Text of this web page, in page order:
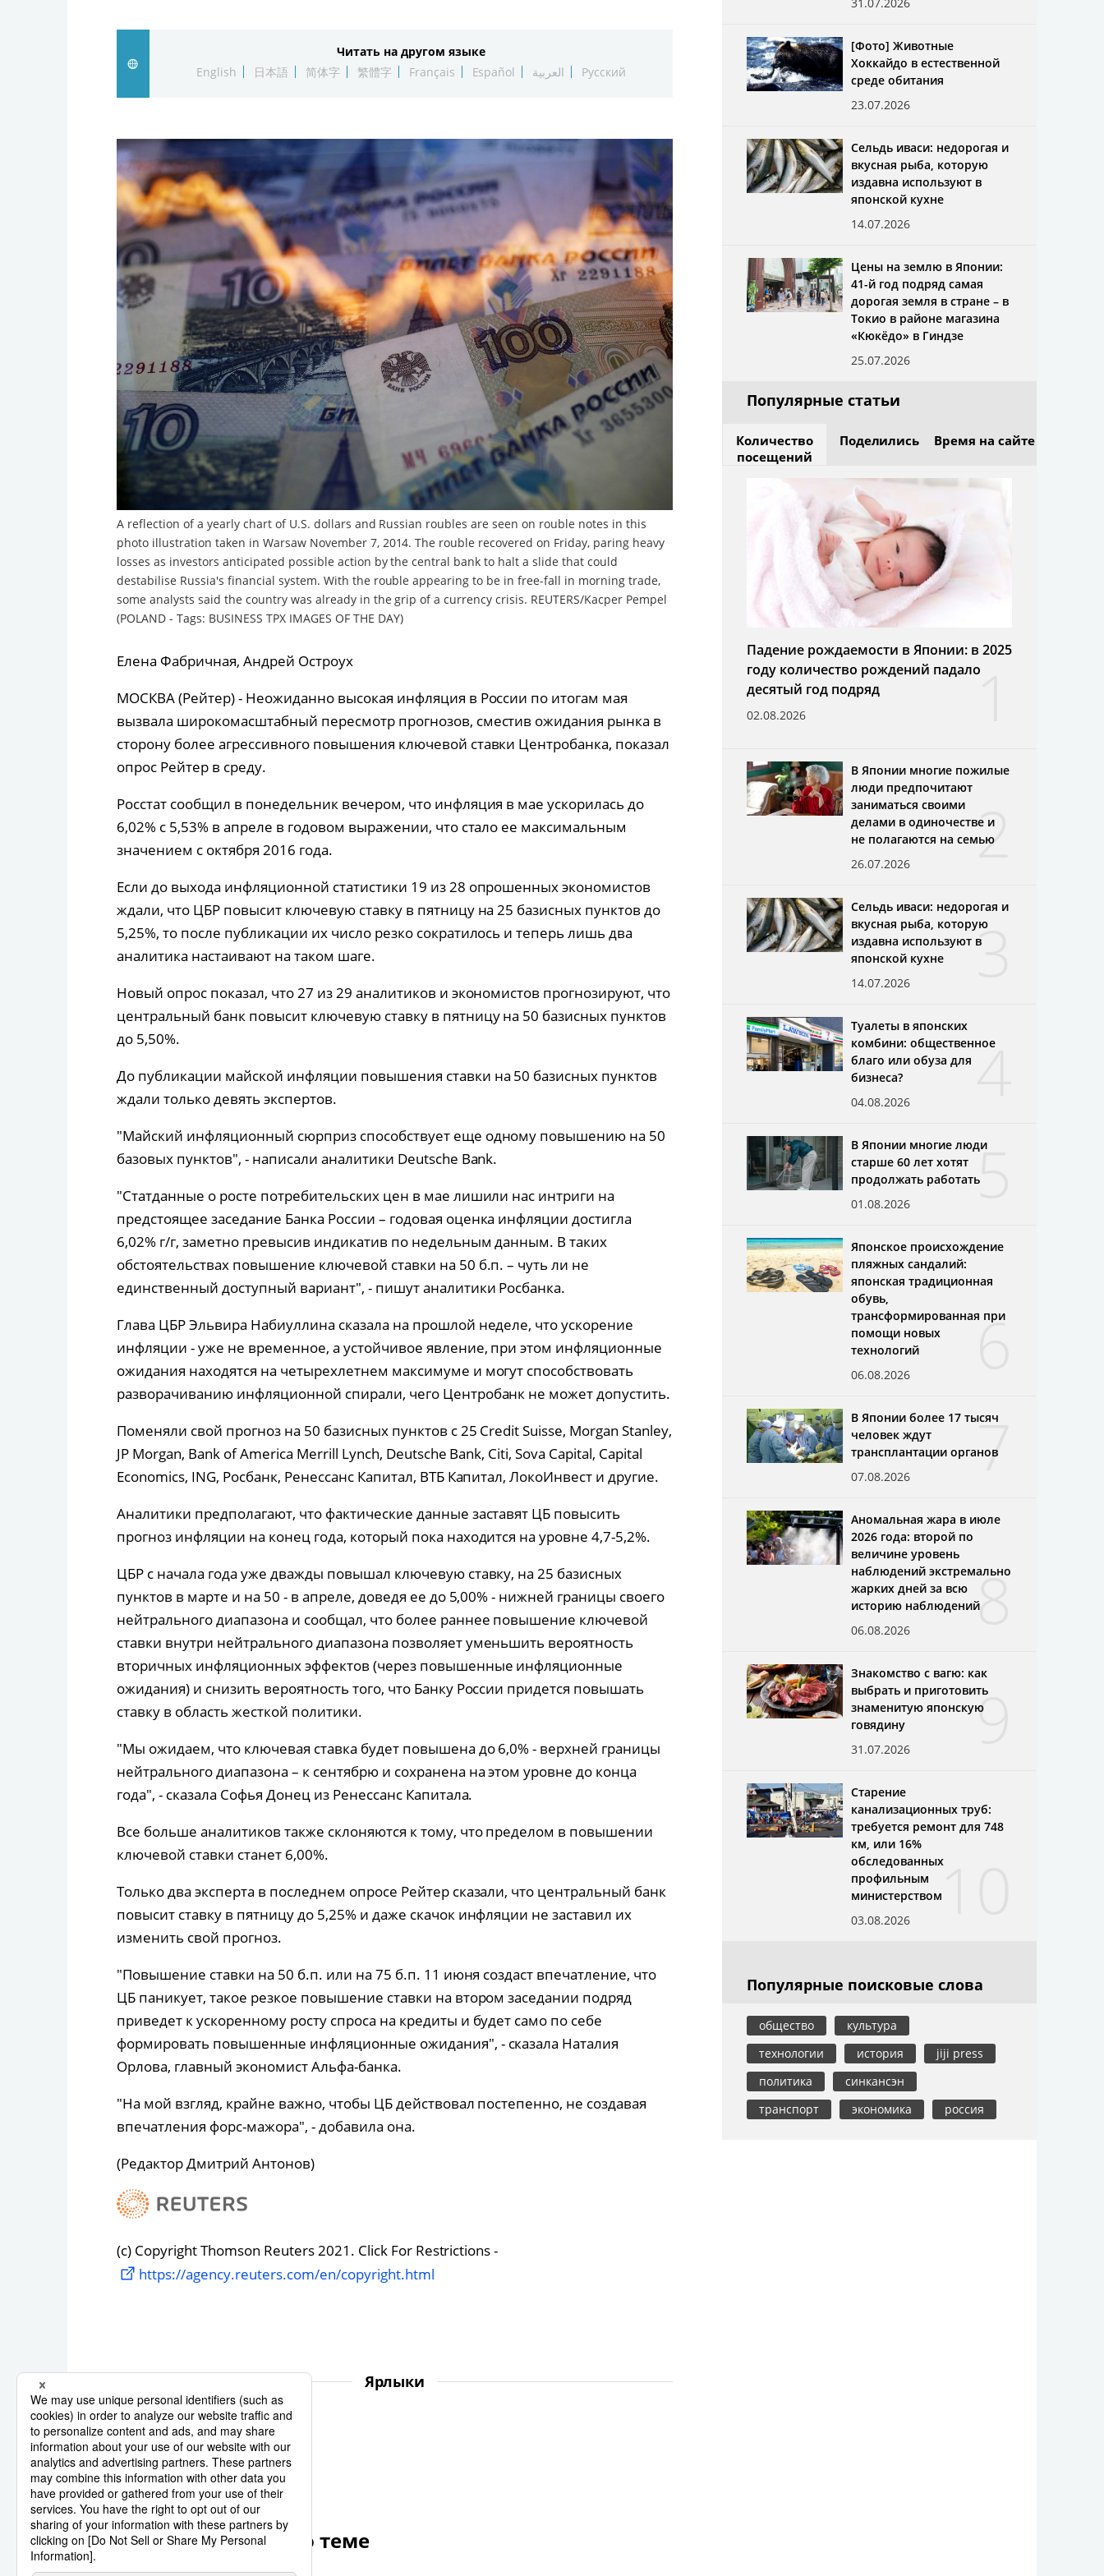
Токио
Читать на другом языке
English
日本語 简体字 繁體字 Français Español العربية Русский
A reflection of a yearly chart of U.S. dollars and Russian roubles are seen on rouble notes in this
photo illustration taken in Warsaw November 7, 2014. The rouble recovered on Friday, paring heavy
losses as investors anticipated possible action by the central bank to halt a slide that could
destabilise Russia's financial system. With the rouble appearing to be in free-fall in morning trade,
some analysts said the country was already in the grip of a currency crisis. REUTERS/Kacper Pempel
(POLAND - Tags: BUSINESS TPX IMAGES OF THE DAY)
Елена Фабричная, Андрей Остроух
МОСКВА (Рейтер) - Неожиданно высокая инфляция в России по итогам мая
вызвала широкомасштабный пересмотр прогнозов, сместив ожидания рынка в
сторону более агрессивного повышения ключевой ставки Центробанка, показал
опрос Рейтер в среду.
Росстат сообщил в понедельник вечером, что инфляция в мае ускорилась до
6,02% с 5,53% в апреле в годовом выражении, что стало ее максимальным
значением с октября 2016 года.
Если до выхода инфляционной статистики 19 из 28 опрошенных экономистов
ждали, что ЦБР повысит ключевую ставку в пятницу на 25 базисных пунктов до
5,25%, то после публикации их число резко сократилось и теперь лишь два
аналитика настаивают на таком шаге.
Новый опрос показал, что 27 из 29 аналитиков и экономистов прогнозируют, что
центральный банк повысит ключевую ставку в пятницу на 50 базисных пунктов
до 5,50%.
До публикации майской инфляции повышения ставки на 50 базисных пунктов
ждали только девять экспертов.
"Майский инфляционный сюрприз способствует еще одному повышению на 50
базовых пунктов", - написали аналитики Deutsche Bank.
"Статданные о росте потребительских цен в мае лишили нас интриги на
предстоящее заседание Банка России – годовая оценка инфляции достигла
6,02% г/г, заметно превысив индикатив по недельным данным. В таких
обстоятельствах повышение ключевой ставки на 50 б.п. – чуть ли не
единственный доступный вариант", - пишут аналитики Росбанка.
Глава ЦБР Эльвира Набиуллина сказала на прошлой неделе, что ускорение
инфляции - уже не временное, а устойчивое явление, при этом инфляционные
ожидания находятся на четырехлетнем максимуме и могут способствовать
разворачиванию инфляционной спирали, чего Центробанк не может допустить.
Поменяли свой прогноз на 50 базисных пунктов с 25 Credit Suisse, Morgan Stanley,
JP Morgan, Bank of America Merrill Lynch, Deutsche Bank, Citi, Sova Capital, Capital
Economics, ING, Росбанк, Ренессанс Капитал, ВТБ Капитал, ЛокоИнвест и другие.
Аналитики предполагают, что фактические данные заставят ЦБ повысить
прогноз инфляции на конец года, который пока находится на уровне 4,7-5,2%.
ЦБР с начала года уже дважды повышал ключевую ставку, на 25 базисных
пунктов в марте и на 50 - в апреле, доведя ее до 5,00% - нижней границы своего
нейтрального диапазона и сообщал, что более раннее повышение ключевой
ставки внутри нейтрального диапазона позволяет уменьшить вероятность
вторичных инфляционных эффектов (через повышенные инфляционные
ожидания) и снизить вероятность того, что Банку России придется повышать
ставку в область жесткой политики.
"Мы ожидаем, что ключевая ставка будет повышена до 6,0% - верхней границы
нейтрального диапазона – к сентябрю и сохранена на этом уровне до конца
года", - сказала Софья Донец из Ренессанс Капитала.
Все больше аналитиков также склоняются к тому, что пределом в повышении
ключевой ставки станет 6,00%.
Только два эксперта в последнем опросе Рейтер сказали, что центральный банк
повысит ставку в пятницу до 5,25% и даже скачок инфляции не заставил их
изменить свой прогноз.
"Повышение ставки на 50 б.п. или на 75 б.п. 11 июня создаст впечатление, что
ЦБ паникует, такое резкое повышение ставки на втором заседании подряд
приведет к ускоренному росту спроса на кредиты и будет само по себе
формировать повышенные инфляционные ожидания", - сказала Наталия
Орлова, главный экономист Альфа-банка.
"На мой взгляд, крайне важно, чтобы ЦБ действовал постепенно, не создавая
впечатления форс-мажора", - добавила она.
(Редактор Дмитрий Антонов)
(c) Copyright Thomson Reuters 2021. Click For Restrictions -
https://agency.reuters.com/en/copyright.html
Ярлыки
Reuters Economy
Другие статьи по теме
[Фото] Животные
Хоккайдо в естественной
среде обитания
23.07.2026
Сельдь иваси: недорогая и
вкусная рыба, которую
издавна используют в
японской кухне
14.07.2026
Цены на землю в Японии:
41-й год подряд самая
дорогая земля в стране – в
Токио в районе магазина
«Кюкёдо» в Гиндзе
25.07.2026
Популярные статьи
Количество
посещений
Поделились Время на сайте
1
Падение рождаемости в Японии: в 2025
году количество рождений падало
десятый год подряд
02.08.2026
2
В Японии многие пожилые
люди предпочитают
заниматься своими
делами в одиночестве и
не полагаются на семью
26.07.2026
3
Сельдь иваси: недорогая и
вкусная рыба, которую
издавна используют в
японской кухне
14.07.2026
4
Туалеты в японских
комбини: общественное
благо или обуза для
бизнеса?
04.08.2026
5
В Японии многие люди
старше 60 лет хотят
продолжать работать
01.08.2026
6
Японское происхождение
пляжных сандалий:
японская традиционная
обувь,
трансформированная при
помощи новых
технологий
06.08.2026
7
В Японии более 17 тысяч
человек ждут
трансплантации органов
07.08.2026
8
Аномальная жара в июле
2026 года: второй по
величине уровень
наблюдений экстремально
жарких дней за всю
историю наблюдений
06.08.2026
9
Знакомство с вагю: как
выбрать и приготовить
знаменитую японскую
говядину
31.07.2026
10
Старение
канализационных труб:
требуется ремонт для 748
км, или 16%
обследованных
профильным
министерством
03.08.2026
Популярные поисковые слова
общество
культура
технологии
история
jiji press
политика
синкансэн
транспорт
экономика россия